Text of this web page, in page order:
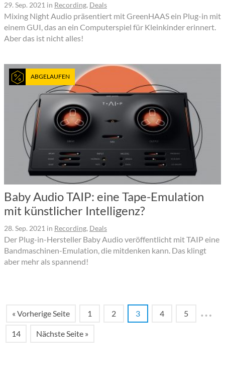
29. Sep. 2021 in Recording, Deals
Mixing Night Audio präsentiert mit GreenHAAS ein Plug-in mit
einem GUI, das an ein Computerspiel für Kleinkinder erinnert.
Aber das ist nicht alles!
ABGELAUFEN
Baby Audio TAIP: eine Tape-Emulation
mit künstlicher Intelligenz?
28. Sep. 2021 in Recording, Deals
Der Plug-in-Hersteller Baby Audio veröffentlicht mit TAIP eine
Bandmaschinen-Emulation, die mitdenken kann. Das klingt
aber mehr als spannend!
« Vorherige Seite 1 2 3 4 5 …
14 Nächste Seite »